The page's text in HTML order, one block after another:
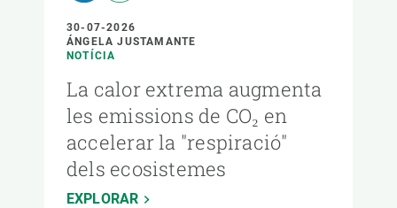
30-07-2026
ÁNGELA JUSTAMANTE
NOTÍCIA
La calor extrema augmenta
les emissions de CO₂ en
accelerar la "respiració"
dels ecosistemes
EXPLORAR